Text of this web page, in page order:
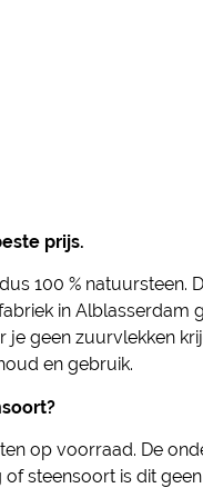
prijs.
100 % natuursteen.
in
geen zuurvlekken
en gebruik.
op voorraad. De
steensoort is dit